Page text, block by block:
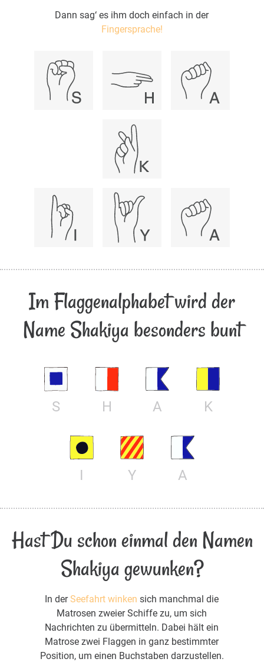
Dann sag‘ es ihm doch einfach in der
Fingersprache!
Im Flaggenalphabet wird der
Name Shakiya besonders bunt
S H A K
I Y A
Hast Du schon einmal den Namen
Shakiya gewunken?
In derSeefahrt winken sich manchmal die
Matrosen zweier Schiffe zu, um sich
Nachrichten zu übermitteln. Dabei hält ein
Matrose zwei Flaggen in ganz bestimmter
Position, um einen Buchstaben darzustellen.